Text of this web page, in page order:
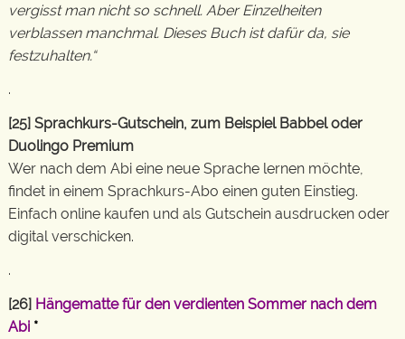
vergisst man nicht so schnell. Aber Einzelheiten
verblassen manchmal. Dieses Buch ist dafür da, sie
festzuhalten.“
.
[25] Sprachkurs-Gutschein, zum Beispiel Babbel oder
Duolingo Premium
Wer nach dem Abi eine neue Sprache lernen möchte,
findet in einem Sprachkurs-Abo einen guten Einstieg.
Einfach online kaufen und als Gutschein ausdrucken oder
digital verschicken.
.
[26] Hängematte für den verdienten Sommer nach dem
Abi *